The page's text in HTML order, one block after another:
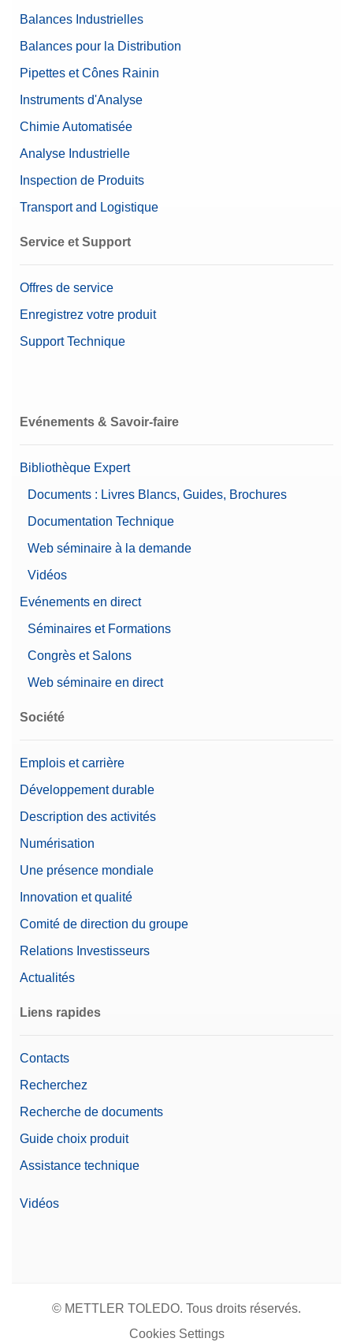
Balances Industrielles
Balances pour la Distribution
Pipettes et Cônes Rainin
Instruments d'Analyse
Chimie Automatisée
Analyse Industrielle
Inspection de Produits
Transport and Logistique
Service et Support
Offres de service
Enregistrez votre produit
Support Technique
Evénements & Savoir-faire
Bibliothèque Expert
Documents : Livres Blancs, Guides, Brochures
Documentation Technique
Web séminaire à la demande
Vidéos
Evénements en direct
Séminaires et Formations
Congrès et Salons
Web séminaire en direct
Société
Emplois et carrière
Développement durable
Description des activités
Numérisation
Une présence mondiale
Innovation et qualité
Comité de direction du groupe
Relations Investisseurs
Actualités
Liens rapides
Contacts
Recherchez
Recherche de documents
Guide choix produit
Assistance technique
Vidéos
© METTLER TOLEDO. Tous droits réservés.
Cookies Settings